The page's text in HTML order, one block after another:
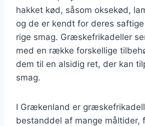
hakket kød, såsom oksekød,
og de er kendt for deres
rige smag. Græskefrikadeller
med en række forskellige
dem til en alsidig ret, der kan
smag.
I Grækenland er
bestanddel af mange måltider,